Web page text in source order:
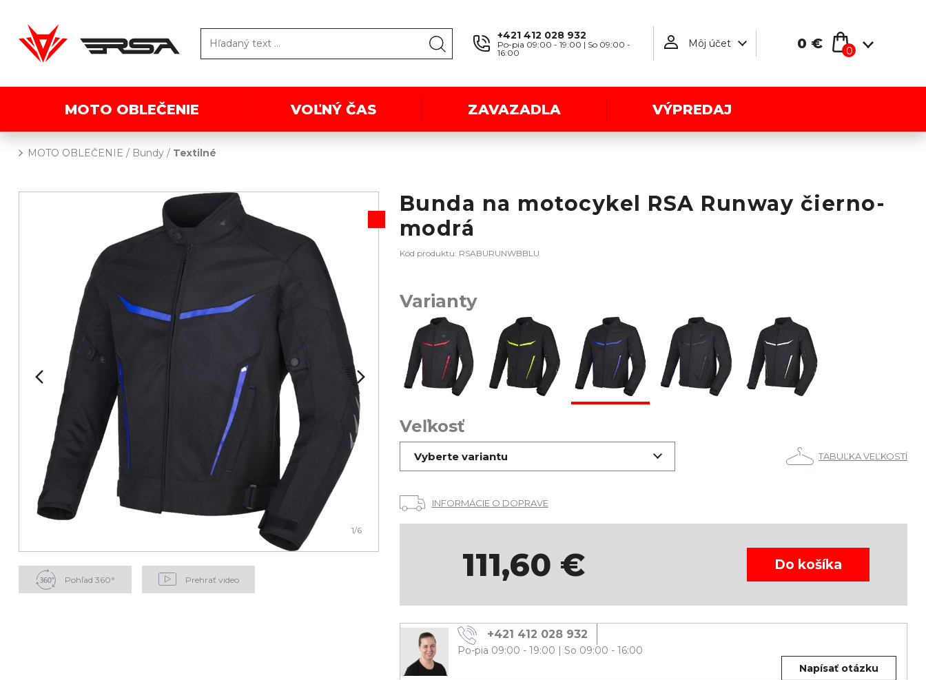
+421 412 028 932
Po-pia 09:00 - 19:00 | So 09:00 -
16:00
Môj účet 0 € 0
MOTO OBLEČENIE VOĽNÝ ČAS ZAVAZADLA VÝPREDAJ
MOTO OBLEČENIE / Bundy / Textilné
Bunda na motocykel RSA Runway čierno-
modrá
Kód produktu: RSABURUNWBBLU
1/6
Pohľad 360° Prehrať video
Varianty
Veľkosť
Vyberte variantu TABUĽKA VEĽKOSTÍ
INFORMÁCIE O DOPRAVE
111,60 €
+421 412 028 932
Po-pia 09:00 - 19:00 | So 09:00 - 16:00
Napísať otázku